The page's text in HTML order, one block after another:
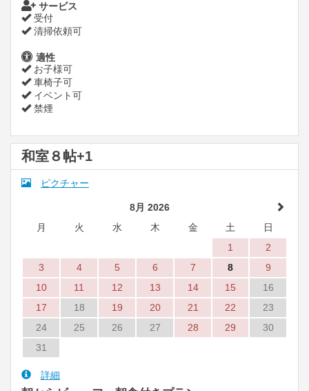
サービス
受付
清掃依頼可
適性
お子様可
車椅子可
イベント可
禁煙
和室８帖+1
ピクチャー
8月 2026
月
火 水 木 金 土
日
1
2
3
4 5 6 7 8
9
10
11 12 13 14 15
16
17
18 19 20 21 22
23
24
25 26 27 28 29
30
31
詳細